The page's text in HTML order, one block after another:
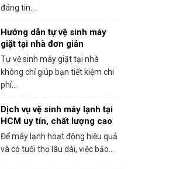
đáng tin...
Hướng dẫn tự vệ sinh máy
giặt tại nhà đơn giản
Tự vệ sinh máy giặt tại nhà
không chỉ giúp bạn tiết kiệm chi
phí...
Dịch vụ vệ sinh máy lạnh tại
HCM uy tín, chất lượng cao
Để máy lạnh hoạt động hiệu quả
và có tuổi thọ lâu dài, việc bảo...